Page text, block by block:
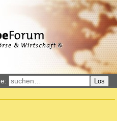
Los